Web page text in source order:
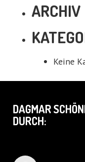
ARCHIV
Keine
DAGMAR
DURCH: